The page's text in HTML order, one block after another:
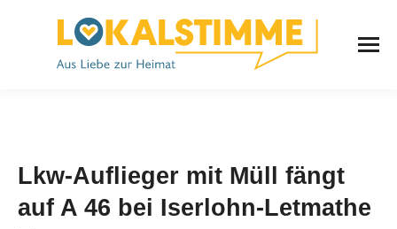
Lkw-Auflieger mit Müll fängt
auf A 46 bei Iserlohn-Letmathe